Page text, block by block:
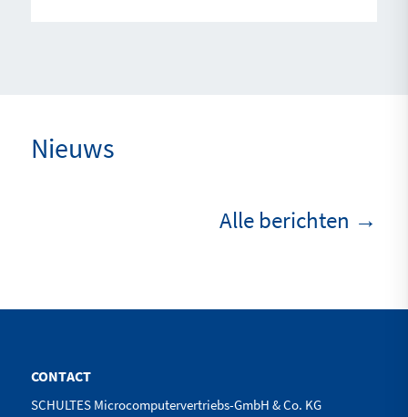
Nieuws
Alle berichten →
CONTACT
SCHULTES Microcomputervertriebs-GmbH & Co. KG